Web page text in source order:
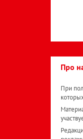
Про
При